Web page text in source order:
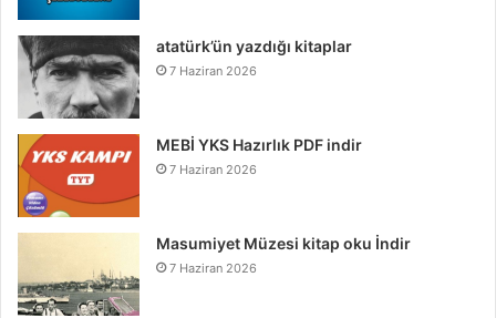
atatürk’ün yazdığı kitaplar
7 Haziran 2026
MEBİ YKS Hazırlık PDF indir
7 Haziran 2026
Masumiyet Müzesi kitap oku İndir
7 Haziran 2026